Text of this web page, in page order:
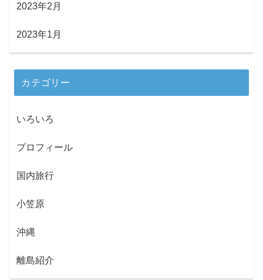
2023年2月
2023年1月
カテゴリー
いろいろ
プロフィール
国内旅行
小笠原
沖縄
離島紹介